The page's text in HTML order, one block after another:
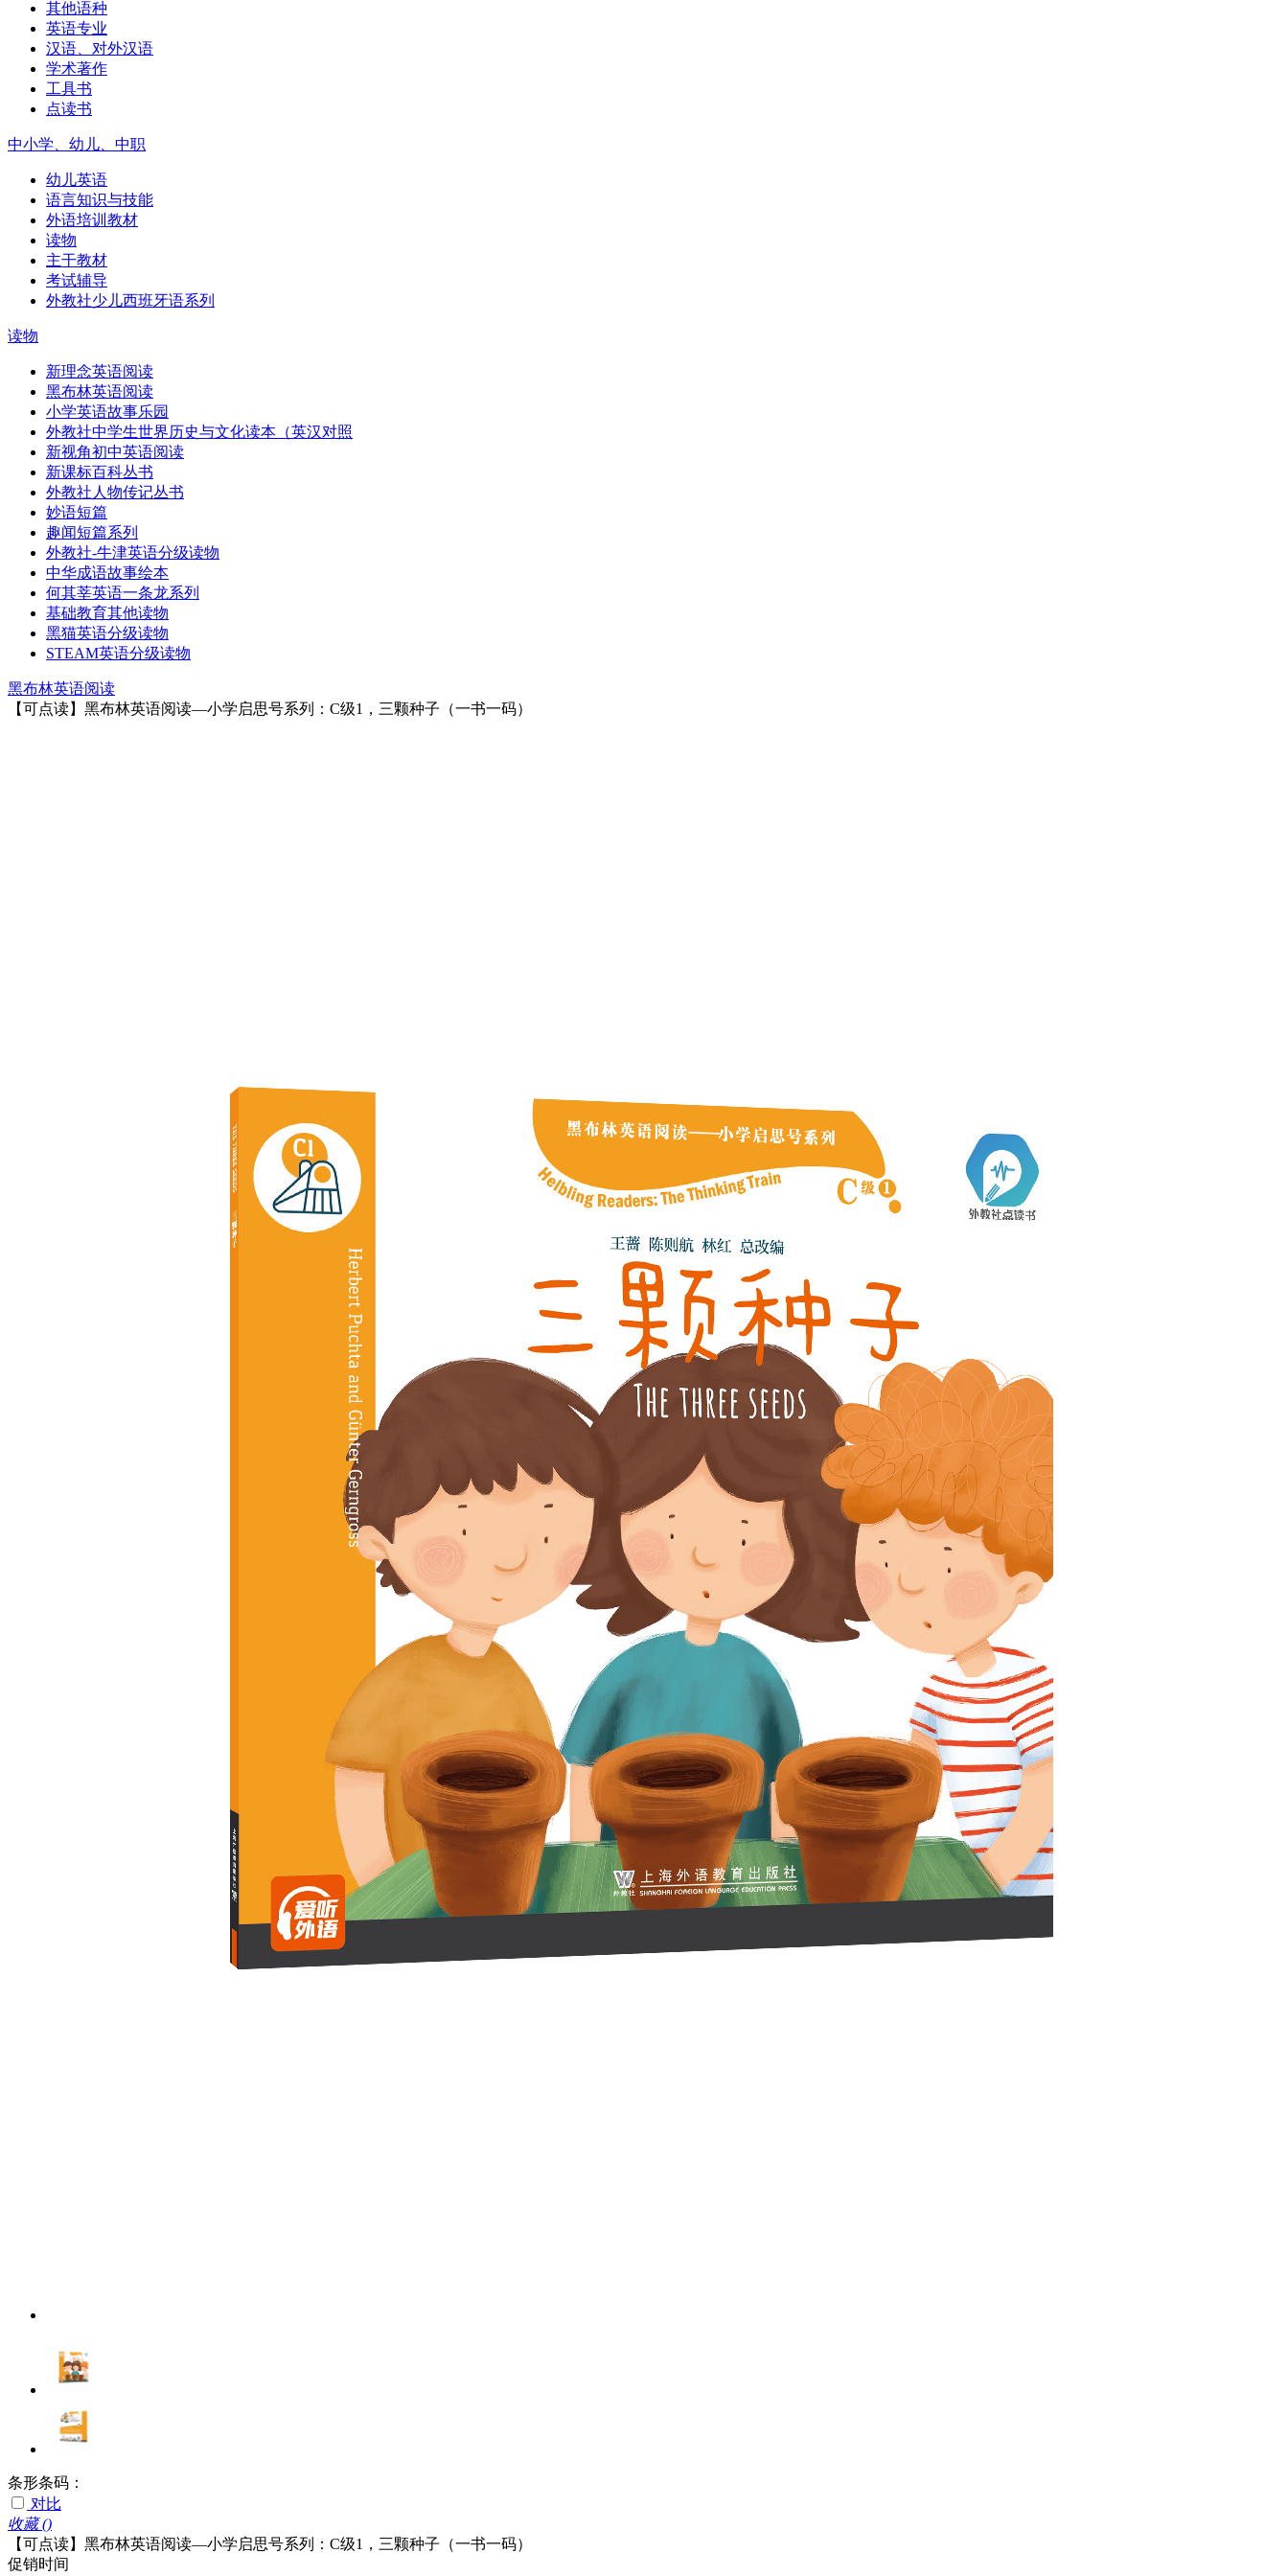
其他语种
英语专业
汉语、对外汉语
学术著作
工具书
点读书
中小学、幼儿、中职
幼儿英语
语言知识与技能
外语培训教材
读物
主干教材
考试辅导
外教社少儿西班牙语系列
读物
新理念英语阅读
黑布林英语阅读
小学英语故事乐园
外教社中学生世界历史与文化读本（英汉对照
新视角初中英语阅读
新课标百科丛书
外教社人物传记丛书
妙语短篇
趣闻短篇系列
外教社-牛津英语分级读物
中华成语故事绘本
何其莘英语一条龙系列
基础教育其他读物
黑猫英语分级读物
STEAM英语分级读物
黑布林英语阅读
【可点读】黑布林英语阅读—小学启思号系列：C级1，三颗种子（一书一码）
条形条码：
对比
收藏 ()
【可点读】黑布林英语阅读—小学启思号系列：C级1，三颗种子（一书一码）
促销时间